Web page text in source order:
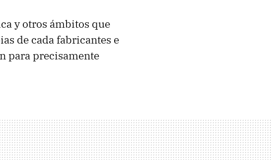
y otros ámbitos que
de cada fabricantes e
para precisamente